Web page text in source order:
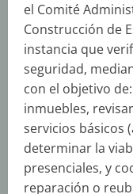
el Comité
Construcción de
instancia que
seguridad,
con el objetivo
inmuebles,
servicios básicos
determinar la
presenciales, y
reparación o